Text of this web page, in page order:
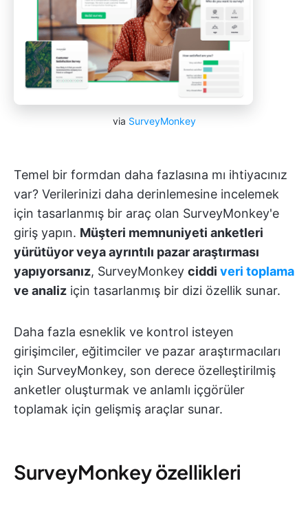
via SurveyMonkey
Temel bir formdan daha fazlasına mı ihtiyacınız
var? Verilerinizi daha derinlemesine incelemek
için tasarlanmış bir araç olan SurveyMonkey'e
giriş yapın. Müşteri memnuniyeti anketleri
yürütüyor veya ayrıntılı pazar araştırması
yapıyorsanız, SurveyMonkey ciddi veri toplama
ve analiz için tasarlanmış bir dizi özellik sunar.
Daha fazla esneklik ve kontrol isteyen
girişimciler, eğitimciler ve pazar araştırmacıları
için SurveyMonkey, son derece özelleştirilmiş
anketler oluşturmak ve anlamlı içgörüler
toplamak için gelişmiş araçlar sunar.
SurveyMonkey özellikleri